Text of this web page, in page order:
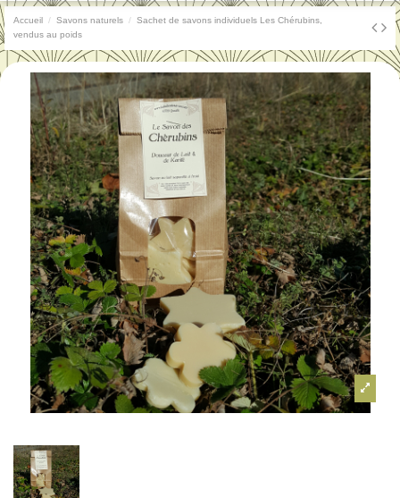
Accueil Savons naturels
Sachet de savons individuels Les Chérubins,
vendus au poids